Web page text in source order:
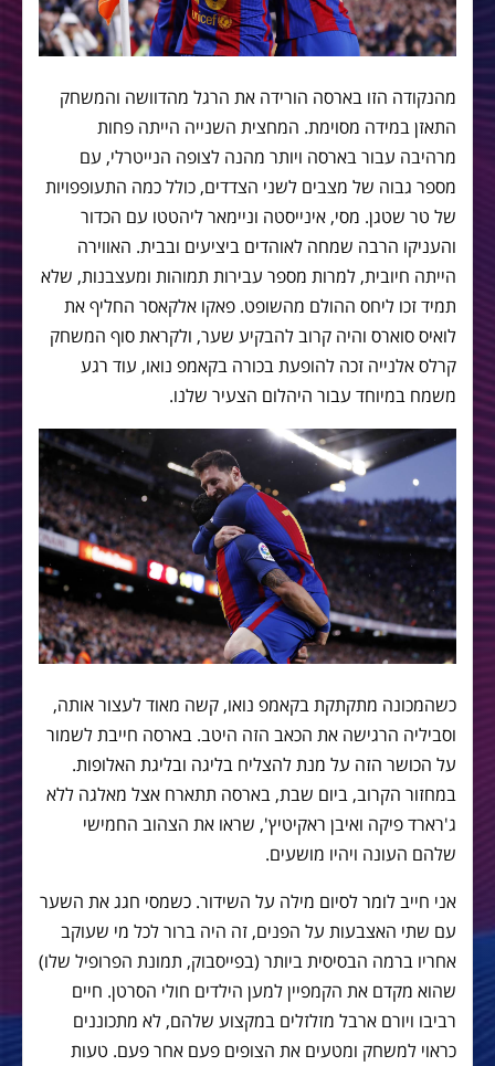
מהנקודה הזו בארסה הורידה את הרגל מהדוושה והמשחק
התאזן במידה מסוימת. המחצית השנייה הייתה פחות
מרהיבה עבור בארסה ויותר מהנה לצופה הנייטרלי, עם
מספר גבוה של מצבים לשני הצדדים, כולל כמה התעופפויות
של טר שטגן. מסי, אינייסטה וניימאר ליהטטו עם הכדור
והעניקו הרבה שמחה לאוהדים ביציעים ובבית. האווירה
הייתה חיובית, למרות מספר עבירות תמוהות ומעצבנות, שלא
תמיד זכו ליחס ההולם מהשופט. פאקו אלקאסר החליף את
לואיס סוארס והיה קרוב להבקיע שער, ולקראת סוף המשחק
קרלס אלנייה זכה להופעת בכורה בקאמפ נואו, עוד רגע
משמח במיוחד עבור היהלום הצעיר שלנו.
כשהמכונה מתקתקת בקאמפ נואו, קשה מאוד לעצור אותה,
וסביליה הרגישה את הכאב הזה היטב. בארסה חייבת לשמור
על הכושר הזה על מנת להצליח בליגה ובליגת האלופות.
במחזור הקרוב, ביום שבת, בארסה תתארח אצל מאלגה ללא
ג'רארד פיקה ואיבן ראקיטיץ', שראו את הצהוב החמישי
שלהם העונה ויהיו מושעים.
אני חייב לומר לסיום מילה על השידור. כשמסי חגג את השער
עם שתי האצבעות על הפנים, זה היה ברור לכל מי שעוקב
אחריו ברמה הבסיסית ביותר (בפייסבוק, תמונת הפרופיל שלו)
שהוא מקדם את הקמפיין למען הילדים חולי הסרטן. חיים
רביבו ויורם ארבל מזלזלים במקצוע שלהם, לא מתכוננים
כראוי למשחק ומטעים את הצופים פעם אחר פעם. טעות